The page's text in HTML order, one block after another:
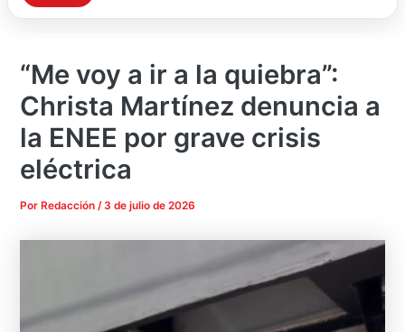
“Me voy a ir a la quiebra”:
Christa Martínez denuncia a
la ENEE por grave crisis
eléctrica
Por Redacción/ 3 de julio de 2026